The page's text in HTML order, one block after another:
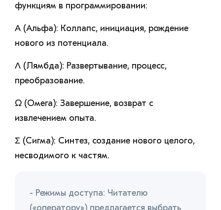
функциям в программировании:
Α (Альфа): Коллапс, инициация, рождение
нового из потенциала.
Λ (Лямбда): Развертывание, процесс,
преобразование.
Ω (Омега): Завершение, возврат с
извлечением опыта.
Σ (Сигма): Синтез, создание нового целого,
несводимого к частям.
- Режимы доступа: Читателю